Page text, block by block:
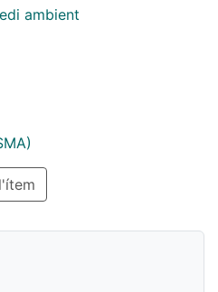
ambient